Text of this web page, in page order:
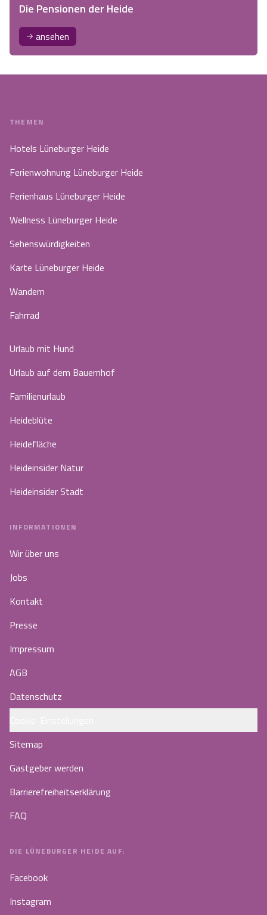
Die Pensionen der Heide
ansehen
THEMEN
Hotels Lüneburger Heide
Ferienwohnung Lüneburger Heide
Ferienhaus Lüneburger Heide
Wellness Lüneburger Heide
Sehenswürdigkeiten
Karte Lüneburger Heide
Wandern
Fahrrad
Urlaub mit Hund
Urlaub auf dem Bauernhof
Familienurlaub
Heideblüte
Heidefläche
Heideinsider Natur
Heideinsider Stadt
INFORMATIONEN
Wir über uns
Jobs
Kontakt
Presse
Impressum
AGB
Datenschutz
Sitemap
Gastgeber werden
Barrierefreiheitserklärung
FAQ
DIE LÜNEBURGER HEIDE AUF:
Facebook
Instagram